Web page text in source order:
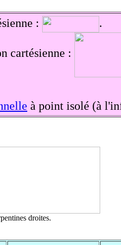
: .
cartésienne :
à point isolé (à
droites.